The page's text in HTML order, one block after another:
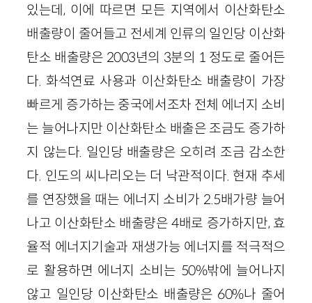
있는데, 이에 따르면 모든 지역에서 이산화탄소
배출량이 줄어들고 전세계 인류의 일인당 이산화
탄소 배출량은 2003년의 3분의 1 정도로 줄어든
다. 화석연료 사용과 이산화탄소 배출량이 가장
빠르게 증가하는 중국에서조차 전체 에너지 소비
는 늘어나지만 이산화탄소 배출은 조금도 증가하
지 않는다. 일인당 배출량은 오히려 조금 감소한
다. 인도의 씨나리오는 더 낙관적이다. 현재 추세
를 연장했을 때는 에너지 소비가 2.5배가량 늘어
나고 이산화탄소 배출량은 4배로 증가하지만, 효
율적 에너지기술과 재생가능 에너지를 적극적으
로 활용하면 에너지 소비는 50%밖에 늘어나지
않고 일인당 이산화탄소 배출량은 60%나 줄어